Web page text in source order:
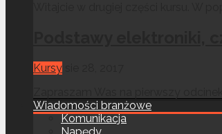
Kursy
Wiadomości branżowe
Komunikacja